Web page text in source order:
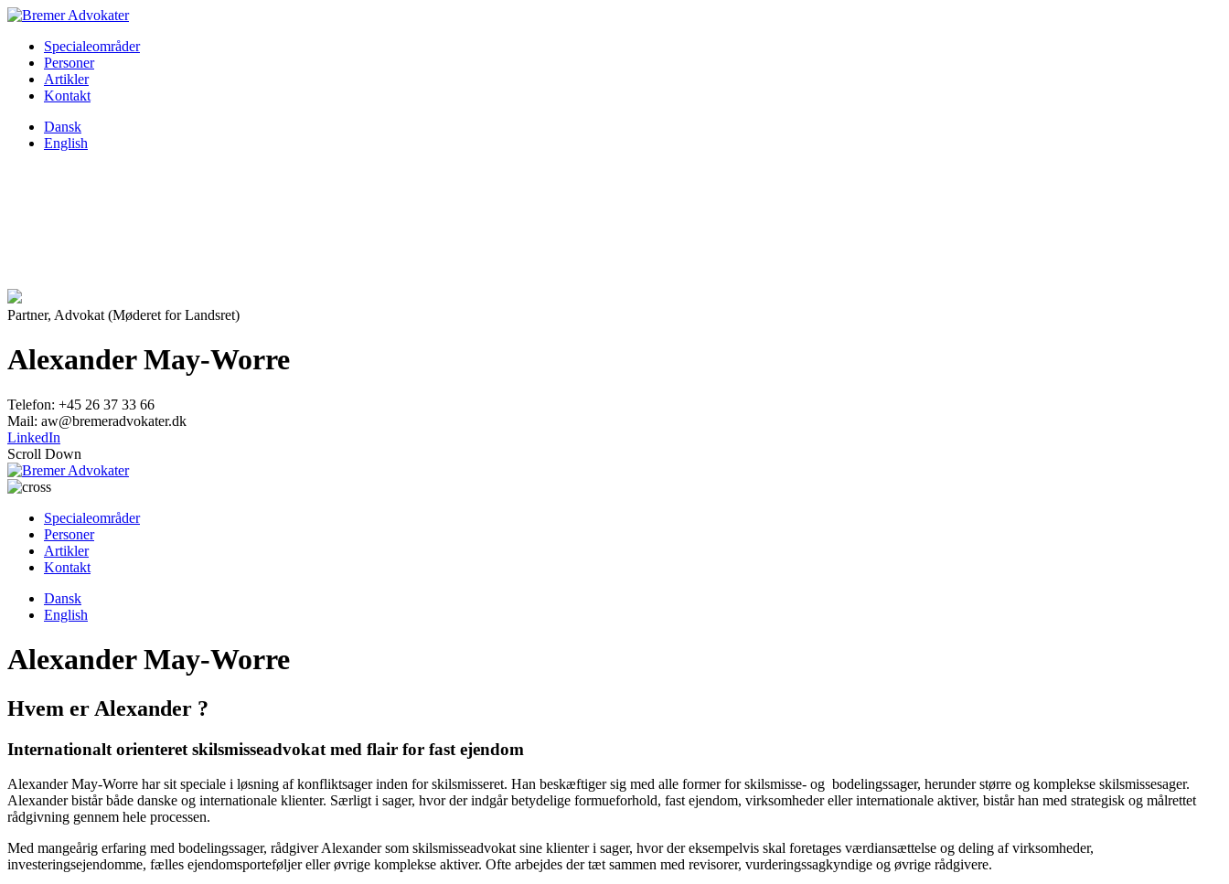
Specialeområder
Personer
Artikler
Kontakt
Dansk
English
Partner, Advokat (Møderet for Landsret)
Alexander May-Worre
Telefon: +45 26 37 33 66
Mail: aw@bremeradvokater.dk
LinkedIn
Scroll Down
Specialeområder
Personer
Artikler
Kontakt
Dansk
English
Alexander May-Worre
Hvem er Alexander ?
Internationalt orienteret skilsmisseadvokat med flair for fast ejendom
Alexander May-Worre har sit speciale i løsning af konfliktsager inden for skilsmisseret. Han beskæftiger sig med alle former for skilsmisse- og bodelingssager, herunder større og komplekse skilsmissesager.
Alexander bistår både danske og internationale klienter. Særligt i sager, hvor der indgår betydelige formueforhold, fast ejendom, virksomheder eller internationale aktiver, bistår han med strategisk og målrettet
rådgivning gennem hele processen.
Med mangeårig erfaring med bodelingssager, rådgiver Alexander som skilsmisseadvokat sine klienter i sager, hvor der eksempelvis skal foretages værdiansættelse og deling af virksomheder,
investeringsejendomme, fælles ejendomsporteføljer eller øvrige komplekse aktiver. Ofte arbejdes der tæt sammen med revisorer, vurderingssagkyndige og øvrige rådgivere.